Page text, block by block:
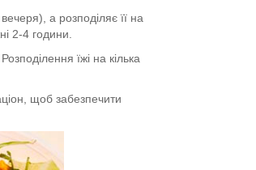
а розподіляє її на
2-4 години.
їжі на кілька
щоб забезпечити